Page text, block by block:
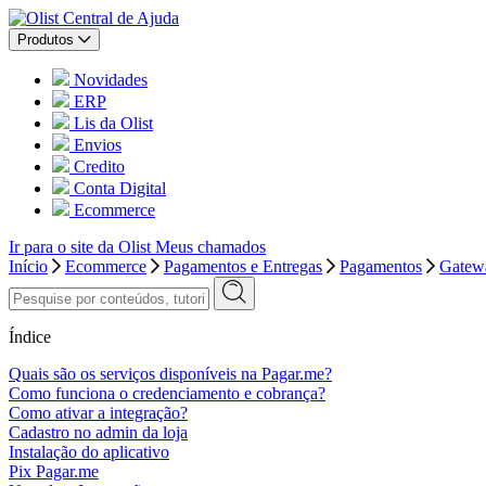
Central de Ajuda
Produtos
Novidades
ERP
Lis da Olist
Envios
Credito
Conta Digital
Ecommerce
Ir para o site da Olist Meus chamados
Início
Ecommerce Pagamentos e Entregas Pagamentos
Índice
Quais são os serviços disponíveis na Pagar.me?
Como funciona o credenciamento e cobrança?
Como ativar a integração?
Cadastro no admin da loja
Instalação do aplicativo
Pix Pagar.me